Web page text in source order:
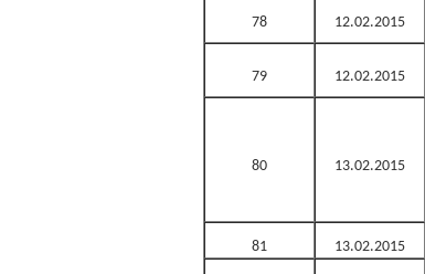
78 12.02.2015
79 12.02.2015
80 13.02.2015
81 13.02.2015